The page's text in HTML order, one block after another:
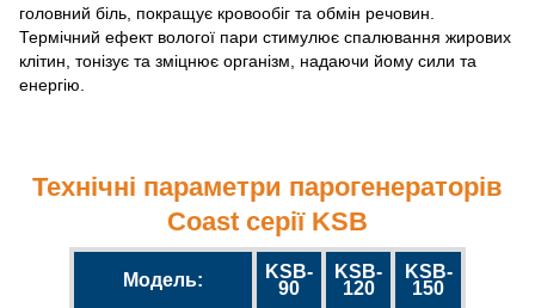
головний біль, покращує кровообіг та обмін речовин.
Термічний ефект вологої пари стимулює спалювання жирових
клітин, тонізує та зміцнює організм, надаючи йому сили та
енергію.
Технічні параметри парогенераторів
Coast серії KSB
Модель:
KSB-
90
KSB-
120
KSB-
150